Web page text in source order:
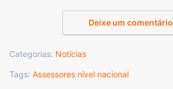
Deixe um comentário
Categorias: Notícias
Tags: Assessores nível nacional